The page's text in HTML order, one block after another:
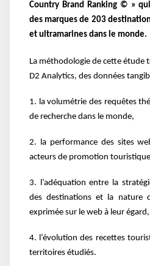
Country Brand Ranking © »
des marques de 203
et ultramarines dans le monde.
La méthodologie de cette étude
D2 Analytics, des données
1. la volumétrie des requêtes
de recherche dans le monde,
2. la performance des sites
acteurs de promotion
3. l’adéquation entre la
des destinations et la nature
exprimée sur le web à leur égard,
4. l’évolution des recettes
territoires étudiés.